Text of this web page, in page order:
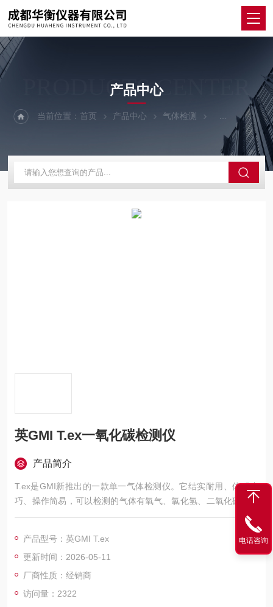
PRODUCTS CENTER
产品中心
当前位置：首页 产品中心 气体检测 便携单一气体
英GMI T.ex一氧化碳检测仪
产品简介
T.ex是GMI新推出的一款单一气体检测仪。它结实耐用、体积小
巧、操作简易，可以检测的气体有氧气、氯化氢、二氧化硫、一
氧化碳和氯气。
产品型号：英GMI T.ex
更新时间：2026-05-11
厂商性质：经销商
访问量：2322
电话咨询